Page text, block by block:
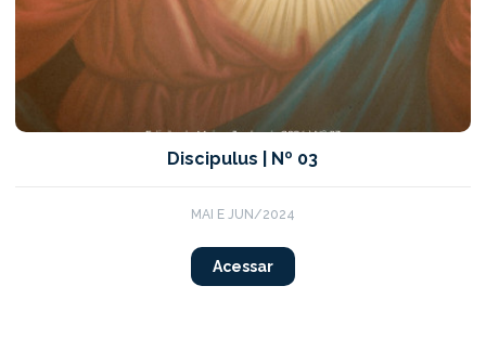
Discipulus | Nº 03
MAI E JUN/2024
Acessar